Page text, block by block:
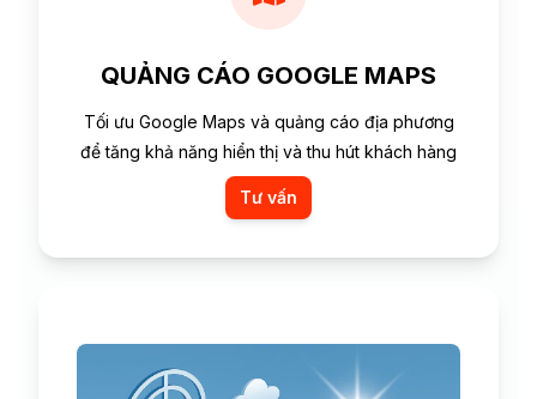
QUẢNG CÁO GOOGLE MAPS
Tối ưu Google Maps và quảng cáo địa phương
để tăng khả năng hiển thị và thu hút khách hàng
Tư vấn